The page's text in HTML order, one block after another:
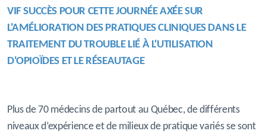
VIF SUCCÈS POUR CETTE JOURNÉE AXÉE SUR
L'AMÉLIORATION DES PRATIQUESCLINIQUESDANS LE
TRAITEMENT DU TROUBLE LIÉ À L'UTILISATION
D'OPIOÏDES ET LE RÉSEAUTAGE
Plus de 70 médecins de partout au Québec, de différents
niveaux d’expérience et de milieux de pratique variés se sont